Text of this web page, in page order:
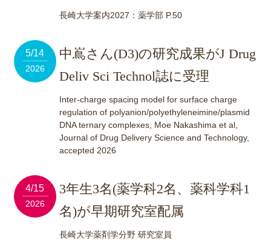
長崎大学案内2027：薬学部 P.50
中嶌さん(D3)の研究成果がJ Drug
Deliv Sci Technol誌に受理
5/14
2026
Inter-charge spacing model for surface charge
regulation of polyanion/polyethyleneimine/plasmid
DNA ternary complexes, Moe Nakashima et al,
Journal of Drug Delivery Science and Technology,
accepted 2026
3年生3名(薬学科2名、薬科学科1
名)が早期研究室配属
4/15
2026
長崎大学薬剤学分野 研究室員